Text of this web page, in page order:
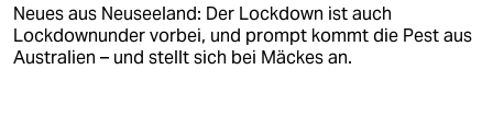
Neues aus Neuseeland: Der Lockdown ist auch
Lockdownunder vorbei, und prompt kommt die Pest aus
Australien – und stellt sich bei Mäckes an.